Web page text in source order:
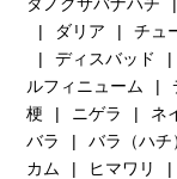
ダリア
チュ
ディスバッド
ルフィニューム
梗
ニゲラ ネ
バラ
バラ（ハチ
カム
ヒマワリ